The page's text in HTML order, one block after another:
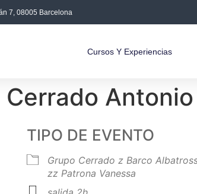
7, 08005 Barcelona
Cursos Y Experiencias
Cerrado Antonio
TIPO DE EVENTO
Grupo Cerrado z Barco
zz Patrona Vanessa